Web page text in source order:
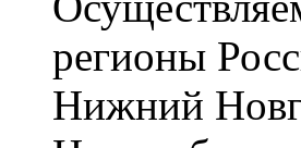
регионы
Нижний